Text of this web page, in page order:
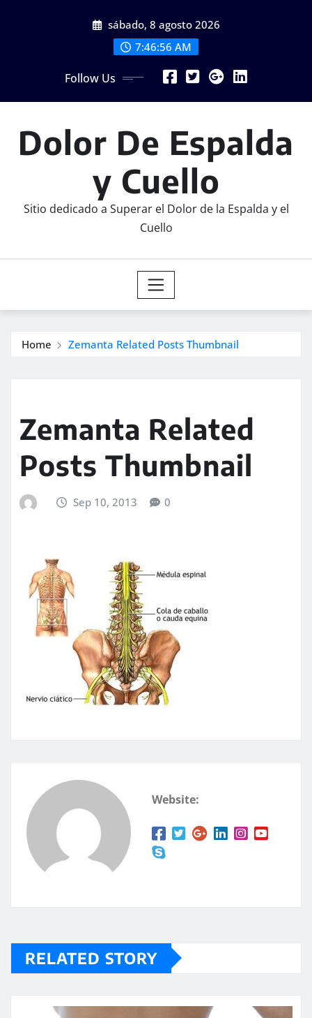
sábado, 8 agosto 2026
7:46:56 AM
Follow Us
Dolor De Espalda
y Cuello
Sitio dedicado a Superar el Dolor de la Espalda y el
Cuello
Home Zemanta Related Posts Thumbnail
Zemanta Related
Posts Thumbnail
Sep 10, 2013 0
Website:
RELATED STORY